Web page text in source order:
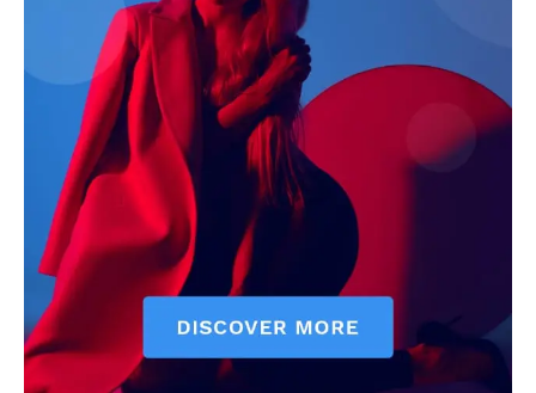
About Us
Privacy Policy
Terms of Use Agreement
Facebook
X WhatsApp
Share